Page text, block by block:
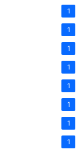
1
1
1
1
1
1
1
1